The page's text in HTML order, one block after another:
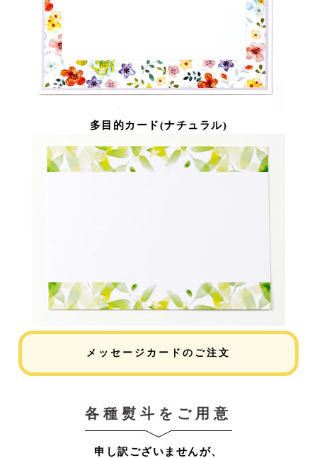
多目的カード(ナチュラル)
メッセージカードのご注文
各種熨斗をご用意
申し訳ございませんが、